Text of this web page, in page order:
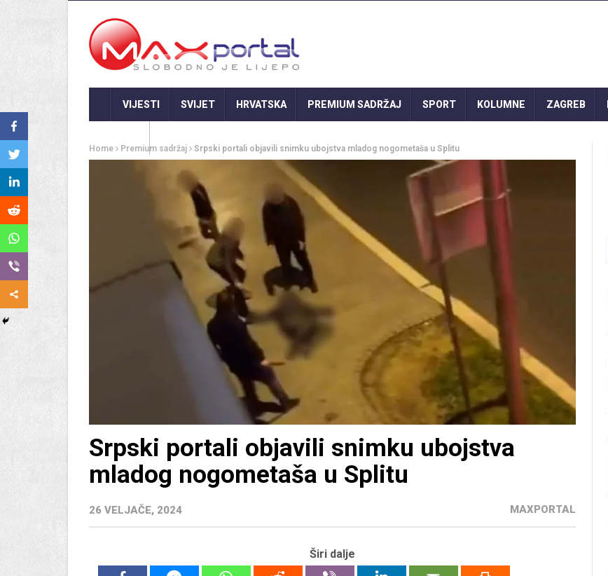
VIJESTI SVIJET HRVATSKA PREMIUM SADRŽAJ SPORT KOLUMNE ZAGREB
Home Premium sadržaj Srpski portali objavili snimku ubojstva mladog nogometaša u Splitu
Srpski portali objavili snimku ubojstva
mladog nogometaša u Splitu
26 VELJAČE, 2024 MAXPORTAL
Širi dalje